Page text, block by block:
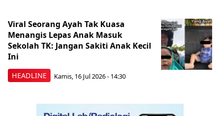
HEADLINE
Viral Seorang Ayah Tak Kuasa
Menangis Lepas Anak Masuk
Sekolah TK: Jangan Sakiti Anak Kecil
Ini
Kamis, 16 Jul 2026 - 14:30